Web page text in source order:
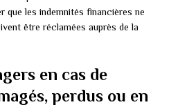
que les indemnités financières ne
être réclamées auprès de la
en cas de
perdus ou en